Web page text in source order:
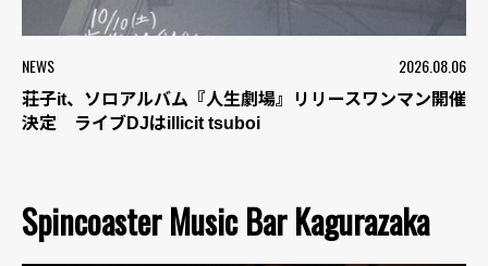
NEWS 2026.08.06
荘子it、ソロアルバム『人生劇場』リリースワンマン開催
決定 ライブDJはillicit tsuboi
Spincoaster Music Bar Kagurazaka